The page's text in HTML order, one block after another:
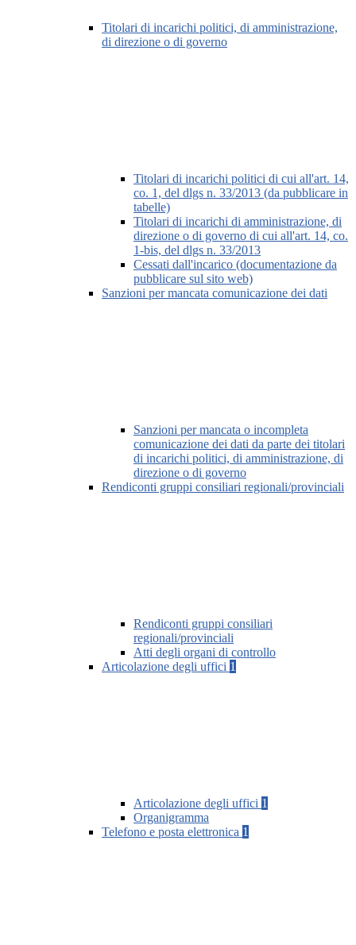
Titolari di incarichi politici, di amministrazione,
di direzione o di governo
Titolari di incarichi politici di cui all'art. 14,
co. 1, del dlgs n. 33/2013 (da pubblicare in
tabelle)
Titolari di incarichi di amministrazione, di
direzione o di governo di cui all'art. 14, co.
1-bis, del dlgs n. 33/2013
Cessati dall'incarico (documentazione da
pubblicare sul sito web)
Sanzioni per mancata comunicazione dei dati
Sanzioni per mancata o incompleta
comunicazione dei dati da parte dei titolari
di incarichi politici, di amministrazione, di
direzione o di governo
Rendiconti gruppi consiliari regionali/provinciali
Rendiconti gruppi consiliari
regionali/provinciali
Atti degli organi di controllo
Articolazione degli uffici 1
Articolazione degli uffici 1
Organigramma
Telefono e posta elettronica 1